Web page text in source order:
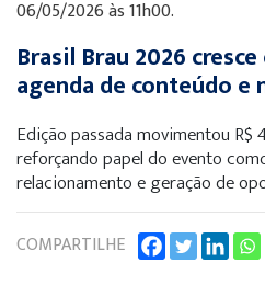
06/05/2026 às 11h00.
Brasil Brau 2026
agenda de conteúdo e
Edição passada movimentou R$
reforçando papel do evento
relacionamento e geração de
COMPARTILHE